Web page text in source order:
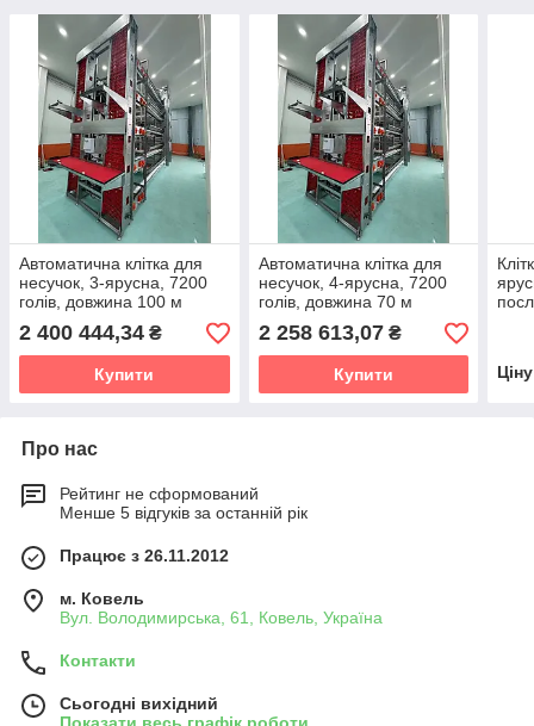
Автоматична клітка для
несучок, 3-ярусна, 7200
голів, довжина 100 м
2 400 444,34 ₴
Купити
Автоматична клітка для
несучок, 4-ярусна, 7200
голів, довжина 70 м
2 258 613,07₴
Купити
Про нас
Рейтинг не сформований
Менше 5 відгуків за останній рік
Працює з 26.11.2012
м. Ковель
Вул. Володимирська, 61, Ковель, Україна
Контакти
Сьогодні вихідний